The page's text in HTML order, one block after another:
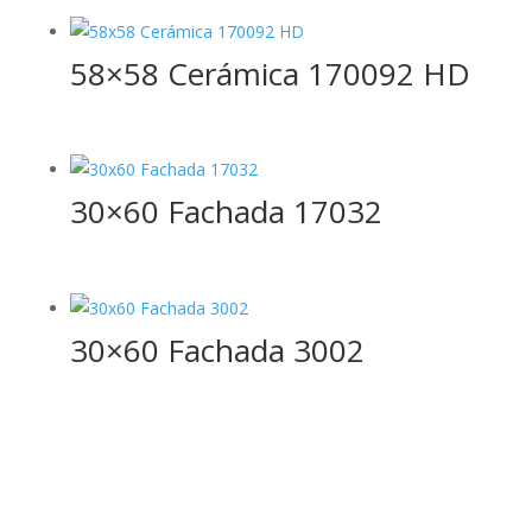
58×58 Cerámica 170092 HD
30×60 Fachada 17032
30×60 Fachada 3002